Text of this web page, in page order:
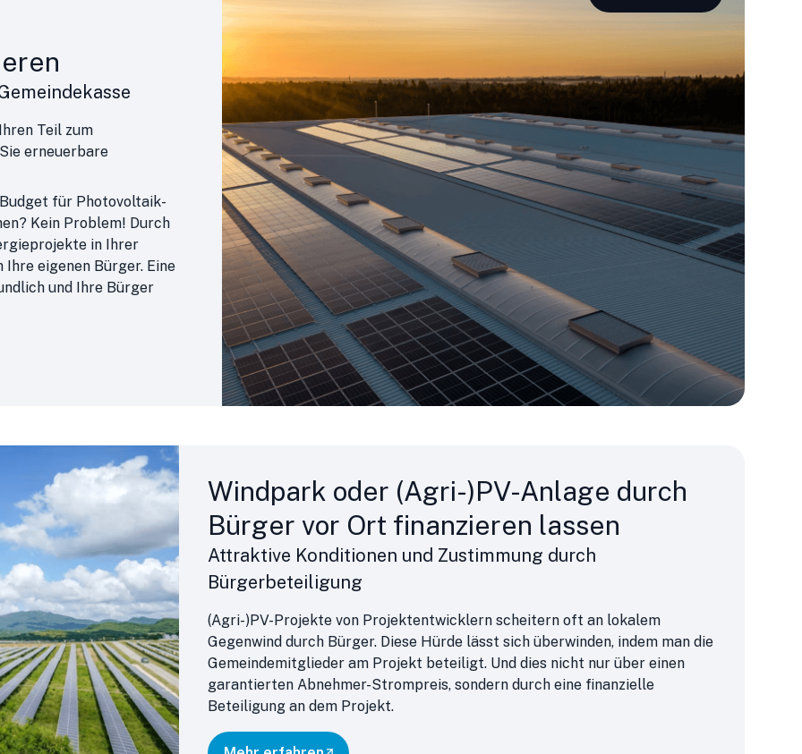
Teil zum
erneuerbare
für Photovoltaik-
Kein Problem! Durch
in Ihrer
eigenen Bürger. Eine
und Ihre Bürger
Windpark oder (Agri-)PV-Anlage durch
Bürger vor Ort finanzieren lassen
Attraktive Konditionen und Zustimmung durch
Bürgerbeteiligung
(Agri-)PV-Projekte von Projektentwicklern scheitern oft an lokalem
Gegenwind durch Bürger. Diese Hürde lässt sich überwinden, indem man die
Gemeindemitglieder am Projekt beteiligt. Und dies nicht nur über einen
garantierten Abnehmer-Strompreis, sondern durch eine finanzielle
Beteiligung an dem Projekt.